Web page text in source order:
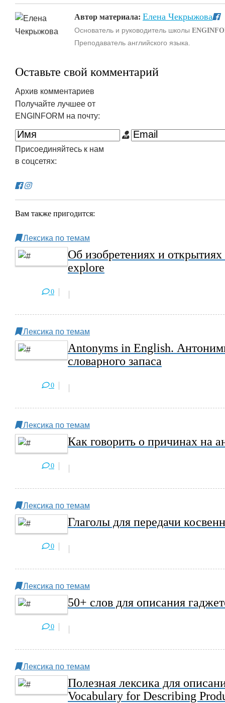
Автор материала: Елена Чекрыжова
Основатель и руководитель школы
Преподаватель английского языка.
Оставьте свой комментарий
Архив комментариев
Получайте лучшее от
ENGINFORM на почту:
Присоединяйтесь к нам
в соцсетях:
Вам также пригодится:
Лексика по темам
Об изобретениях и
explore
0
Лексика по темам
Antonyms in English.
словарного запаса
0
Лексика по темам
Как говорить о причинах на
0
Лексика по темам
Глаголы для передачи
0
Лексика по темам
50+ слов для описания
0
Лексика по темам
Полезная лексика для
Vocabulary for Describing